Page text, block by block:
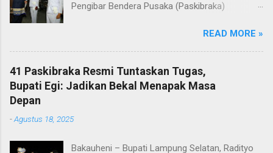
Pengibar Bendera Pusaka (Paskibraka)
Pelepasan dilakukan usai upacara penurunan
bendera di Lapangan Menara Siger, Bakauheni,
Minggu malam (17/8/2025). Sebanyak 41
anggota Paskibraka yang sebelumnya sukses
mengibarkan Sang Saka Merah Putih pada
Indonesia di Kabupaten Lampung Selatan, kini
READ MORE »
41 Paskibraka Resmi Tuntaskan Tugas,
Bupati Egi: Jadikan Bekal Menapak Masa
Depan
-Agustus 18, 2025
Bakauheni – Bupati Lampung Selatan, Radityo